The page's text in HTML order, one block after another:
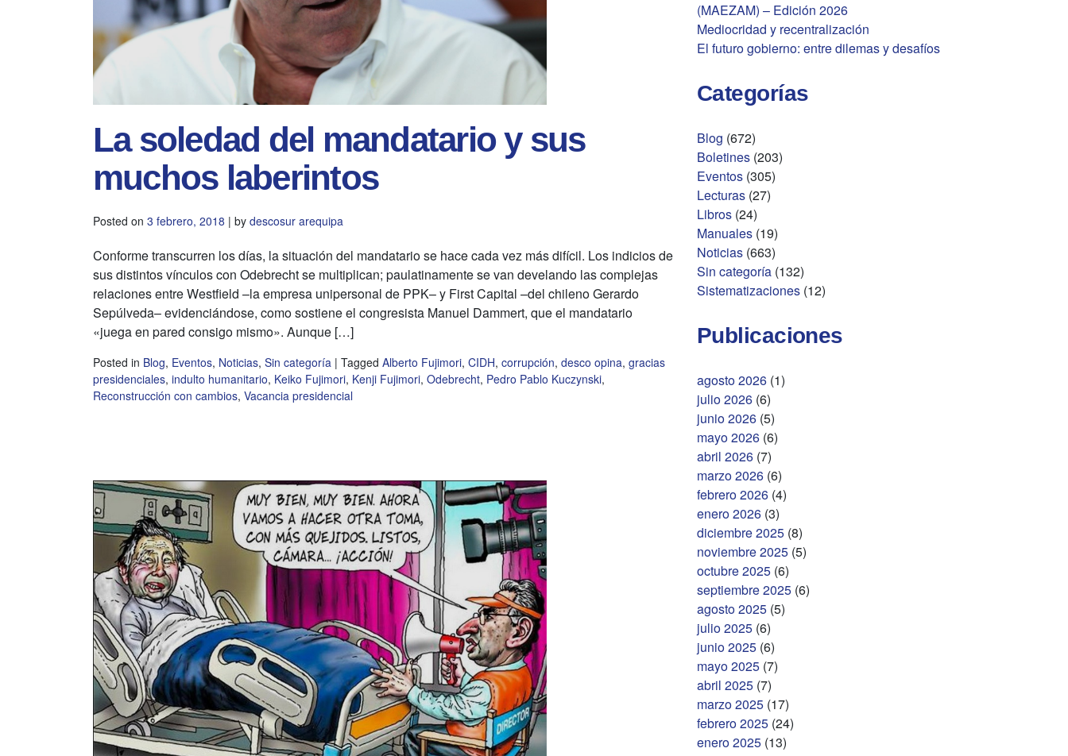
La soledad del mandatario y sus
muchos laberintos
Posted on 3 febrero, 2018 | by descosur arequipa
Conforme transcurren los días, la situación del mandatario se hace cada vez más difícil. Los indicios de
sus distintos vínculos con Odebrecht se multiplican; paulatinamente se van develando las complejas
relaciones entre Westfield –la empresa unipersonal de PPK– y First Capital –del chileno Gerardo
Sepúlveda– evidenciándose, como sostiene el congresista Manuel Dammert, que el mandatario
«juega en pared consigo mismo». Aunque […]
Posted in Blog, Eventos, Noticias, Sin categoría | Tagged Alberto Fujimori, CIDH, corrupción, desco opina, gracias
presidenciales, indulto humanitario, Keiko Fujimori, Kenji Fujimori, Odebrecht, Pedro Pablo Kuczynski,
Reconstrucción con cambios, Vacancia presidencial
(MAEZAM) – Edición 2026
Mediocridad y recentralización
El futuro gobierno: entre dilemas y desafíos
Categorías
Blog (672)
Boletines (203)
Eventos (305)
Lecturas (27)
Libros (24)
Manuales (19)
Noticias (663)
Sin categoría (132)
Sistematizaciones (12)
Publicaciones
agosto 2026 (1)
julio 2026 (6)
junio 2026 (5)
mayo 2026 (6)
abril 2026 (7)
marzo 2026 (6)
febrero 2026 (4)
enero 2026 (3)
diciembre 2025 (8)
noviembre 2025 (5)
octubre 2025 (6)
septiembre 2025 (6)
agosto 2025 (5)
julio 2025 (6)
junio 2025 (6)
mayo 2025 (7)
abril 2025 (7)
marzo 2025 (17)
febrero 2025 (24)
enero 2025 (13)